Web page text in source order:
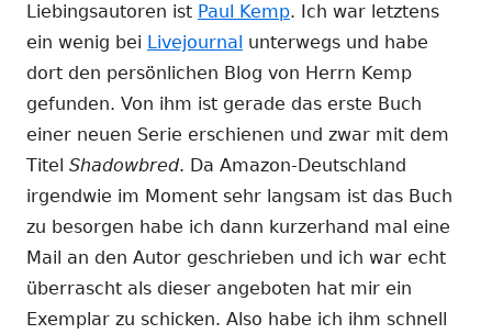
Liebingsautoren ist Paul Kemp. Ich war letztens
ein wenig bei Livejournal unterwegs und habe
dort den persönlichen Blog von Herrn Kemp
gefunden. Von ihm ist gerade das erste Buch
einer neuen Serie erschienen und zwar mit dem
Titel Shadowbred. Da Amazon-Deutschland
irgendwie im Moment sehr langsam ist das Buch
zu besorgen habe ich dann kurzerhand mal eine
Mail an den Autor geschrieben und ich war echt
überrascht als dieser angeboten hat mir ein
Exemplar zu schicken. Also habe ich ihm schnell